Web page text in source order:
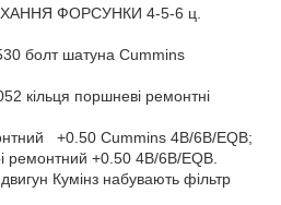
ФОРСУНКИ 4-5-6 ц.
болт шатуна Cummins
кільця поршневі ремонтні
+0.50 Cummins 4B/6B/EQB;
ремонтний +0.50 4B/6B/EQB.
Кумінз набувають фільтр